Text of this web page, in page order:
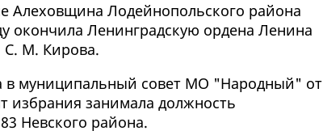
Алеховщина Лодейнопольского района
окончила Ленинградскую ордена Ленина
С. М. Кирова.
в муниципальный совет МО "Народный" от
избрания занимала должность
Невского района.